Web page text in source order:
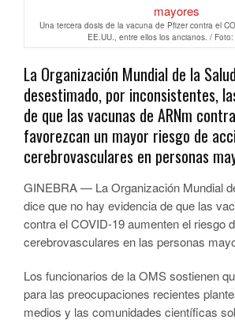
Una tercera dosis de la vacuna de Pfizer contra el
EE.UU., entre ellos los ancianos. / Foto:
La Organización Mundial de la
desestimado, por inconsistentes,
de que las vacunas de ARNm
favorezcan un mayor riesgo de
cerebrovasculares en personas
GINEBRA — La Organización Mundial
dice que no hay evidencia de que las
contra el COVID-19 aumenten el riesgo
cerebrovasculares en las personas
Los funcionarios de la OMS sostienen
para las preocupaciones recientes
medios y las comunidades científicas